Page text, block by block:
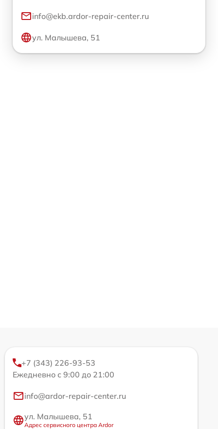
info@ekb.ardor-repair-center.ru
ул. Малышева, 51
+7 (343) 226-93-53
Ежедневно с 9:00 до 21:00
info@ardor-repair-center.ru
ул. Малышева, 51
Адрес сервисного центра Ardor